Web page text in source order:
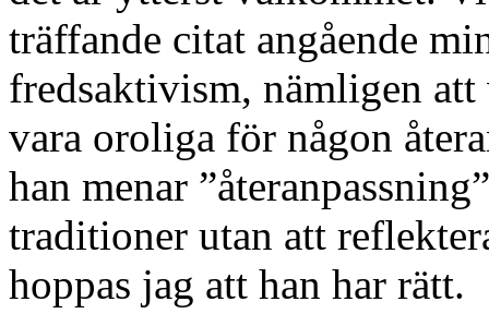
träffande citat angående
fredsaktivism, nämligen
vara oroliga för någon
han menar
traditioner utan att
hoppas jag att han har rätt.